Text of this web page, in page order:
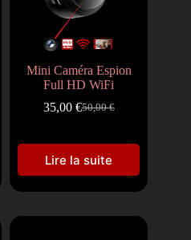
Mini Caméra Espion
Full HD WiFi
50,00€
35,00 €
Lire la suite